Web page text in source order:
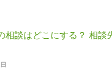
相談はどこにする？ 相談